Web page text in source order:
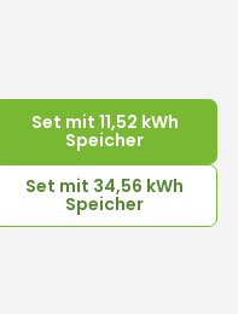
Set mit 11,52 kWh
Speicher
Set mit 34,56 kWh
Speicher